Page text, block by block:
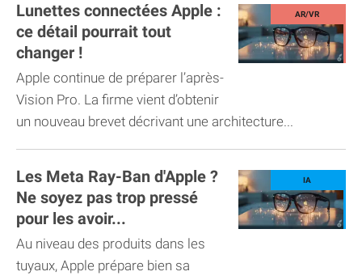
Lunettes connectées Apple :
ce détail pourrait tout
changer !
Apple continue de préparer l’après-
Vision Pro. La firme vient d’obtenir
un nouveau brevet décrivant une architecture...
Les Meta Ray-Ban d'Apple ?
Ne soyez pas trop pressé
pour les avoir...
Au niveau des produits dans les
tuyaux, Apple prépare bien sa